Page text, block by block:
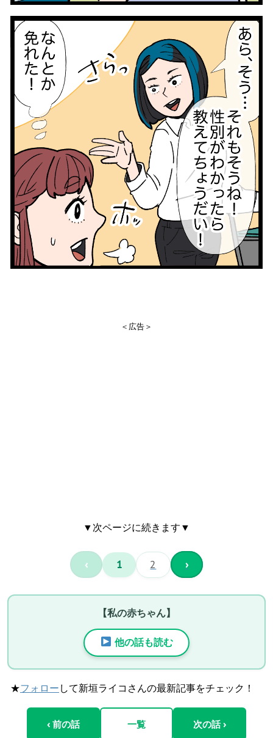
＜広告＞
▼次ページに続きます▼
‹ 1 2 ›
【私の赤ちゃん】
他の話も読む
★フォロー して新垣ライコさんの最新記事をチェック！
‹ 前の話 一覧 次の話 ›